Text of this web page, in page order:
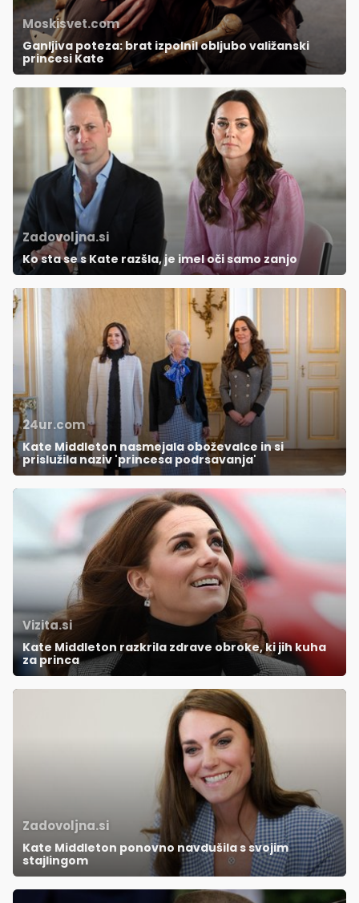
Moskisvet.com
Ganljiva poteza: brat izpolnil obljubo valižanski
princesi Kate
Zadovoljna.si
Ko sta se s Kate razšla, je imel oči samo zanjo
24ur.com
Kate Middleton nasmejala oboževalce in si
prislužila naziv 'princesa podrsavanja'
Vizita.si
Kate Middleton razkrila zdrave obroke, ki jih kuha
za princa
Zadovoljna.si
Kate Middleton ponovno navdušila s svojim
stajlingom